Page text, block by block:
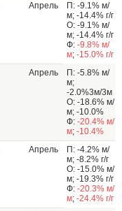
Апрель
П: -9.1% м/
м; -14.4% г/г
О: -9.1% м/
м; -14.4% г/г
Ф: -9.8% м/
м; -15.0% г/г
Апрель
П: -5.8% м/
м;
-2.0%3м/3м
О: -18.6% м/
м; -10.0%
Ф: -20.4% м/
м; -10.4%
Апрель
П: -4.2% м/
м; -8.2% г/г
О: -15.0% м/
м; -19.3% г/г
Ф: -20.3% м/
м; -24.4% г/г